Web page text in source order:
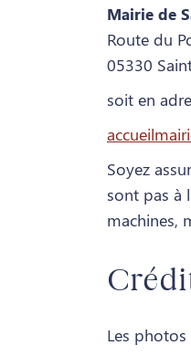
Mairie de
Route du
05330
soit en
Soyez
sont pas à
machines,
Les photos